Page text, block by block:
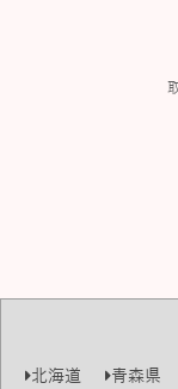
北海道 青森県